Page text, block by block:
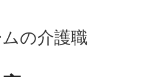
の介護職